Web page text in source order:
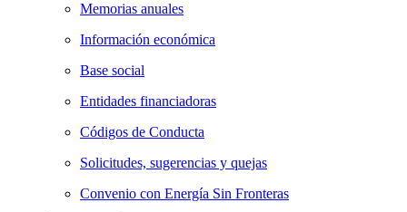
Memorias anuales
Información económica
Base social
Entidades financiadoras
Códigos de Conducta
Solicitudes, sugerencias y quejas
Convenio con Energía Sin Fronteras